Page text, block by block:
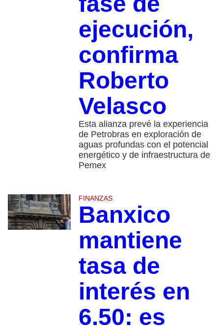
ejecución,
confirma
Roberto
Velasco
Esta alianza prevé la experiencia
de Petrobras en exploración de
aguas profundas con el potencial
energético y de infraestructura de
Pemex
FINANZAS
Banxico
mantiene
tasa de
interés en
6.50: es